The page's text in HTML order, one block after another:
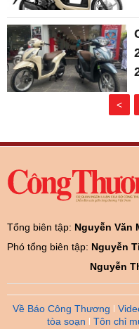
<
Tổng biên tập: Nguyễn Văn
Phó tổng biên tập: Nguyễn
Nguyễn
Về Báo Công Thương
tòa soạn
Tôn chỉ